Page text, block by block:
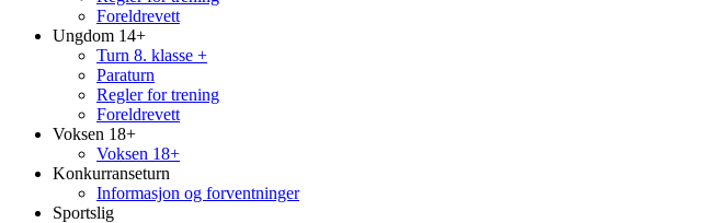
Foreldrevett
Ungdom 14+
Turn 8. klasse +
Paraturn
Regler for trening
Foreldrevett
Voksen 18+
Voksen 18+
Konkurranseturn
Informasjon og forventninger
Sportslig